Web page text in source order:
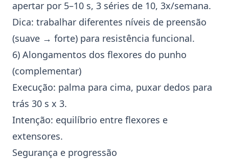
apertar por 5–10 s, 3 séries de 10, 3x/semana.
Dica: trabalhar diferentes níveis de preensão
(suave → forte) para resistência funcional.
6) Alongamentos dos flexores do punho
(complementar)
Execução: palma para cima, puxar dedos para
trás 30 s x 3.
Intenção: equilíbrio entre flexores e
extensores.
Segurança e progressão